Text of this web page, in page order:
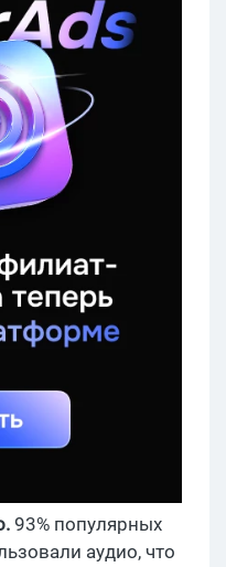
93% популярных
аудио, что